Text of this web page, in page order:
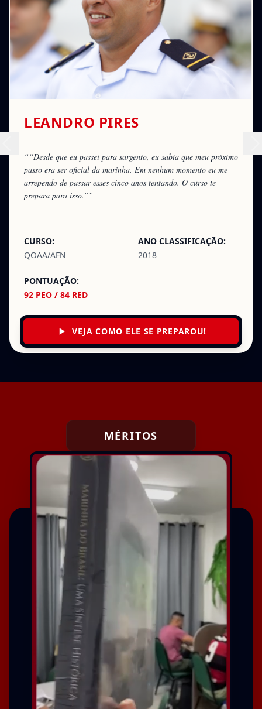
LEANDRO PIRES
““Desde que eu passei para sargento, eu sabia que meu próximo
passo era ser oficial da marinha. Em nenhum momento eu me
arrependo de passar esses cinco anos tentando. O curso te
prepara para isso.””
CURSO:
QOAA/AFN
ANO CLASSIFICAÇÃO:
2018
PONTUAÇÃO:
92 PEO / 84 RED
VEJA COMO ELE SE PREPAROU!
MÉRITOS